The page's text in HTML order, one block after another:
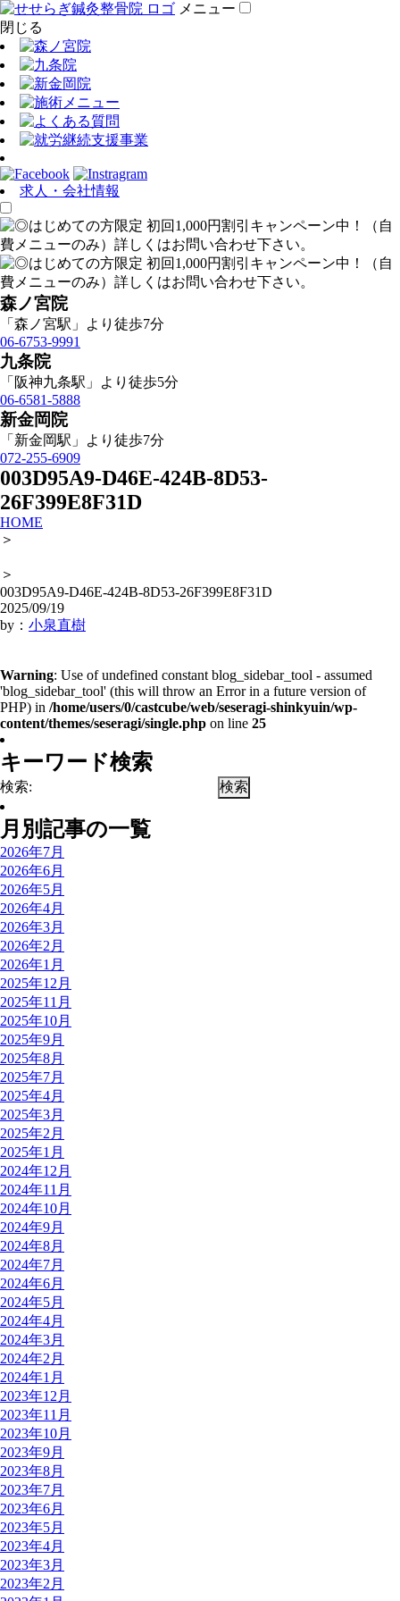
メニュー
閉じる
求人・会社情報
森ノ宮院
「森ノ宮駅」より徒歩7分
06-6753-9991
九条院
「阪神九条駅」より徒歩5分
06-6581-5888
新金岡院
「新金岡駅」より徒歩7分
072-255-6909
003D95A9-D46E-424B-8D53-
26F399E8F31D
HOME
＞
＞
003D95A9-D46E-424B-8D53-26F399E8F31D
2025/09/19
by： 小泉直樹
Warning: Use of undefined constant blog_sidebar_tool - assumed
'blog_sidebar_tool' (this will throw an Error in a future version of
PHP) in /home/users/0/castcube/web/seseragi-shinkyuin/wp-
content/themes/seseragi/single.php on line 25
キーワード検索
検索:
月別記事の一覧
2026年7月
2026年6月
2026年5月
2026年4月
2026年3月
2026年2月
2026年1月
2025年12月
2025年11月
2025年10月
2025年9月
2025年8月
2025年7月
2025年4月
2025年3月
2025年2月
2025年1月
2024年12月
2024年11月
2024年10月
2024年9月
2024年8月
2024年7月
2024年6月
2024年5月
2024年4月
2024年3月
2024年2月
2024年1月
2023年12月
2023年11月
2023年10月
2023年9月
2023年8月
2023年7月
2023年6月
2023年5月
2023年4月
2023年3月
2023年2月